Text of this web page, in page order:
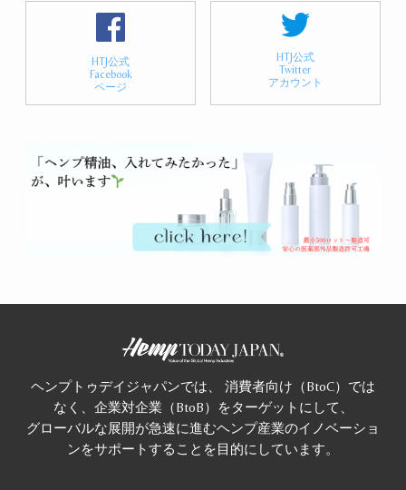
HTJ公式
Facebook
ページ
HTJ公式
Twitter
アカウント
ヘンプトゥデイジャパンでは、 消費者向け（BtoC）では
なく、企業対企業（BtoB）をターゲットにして、
グローバルな展開が急速に進むヘンプ産業のイノベーショ
ンをサポートすることを目的にしています。